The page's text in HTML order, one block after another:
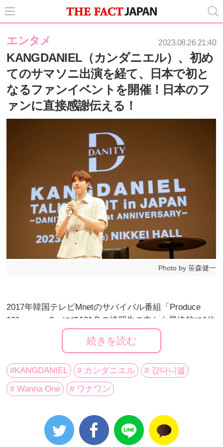
エンタメ 2023.08.26 21:40
KANGDANIEL（カンダニエル）、初め
てのサマソニ出演を経て、日本で初と
なるファンイベントを開催！日本のフ
ァンに直接感謝伝える！
Photo by 笹森健一
2017年韓国テレビMnetのサバイバル番組「Produce
101 season2」にて101名の練習生の中から最終的に1位
を獲得しグループの人気メンバーとして活躍。2019年
に韓国でソロ・デビュー後、数多くのアワードで受賞
先日「SUMMER SONIC 2023」への初出演を果たした
KANGDANIELが、日本で初めてとなるファンクラブイ
DANITY JAPAN 1st ANNIVERSARY～」を8月22日に日
経ホールにて開催した。
続きを読む
#KANGDANIEL # カンダニエル
# 강다니엘
# Wanna One
# ワナワン